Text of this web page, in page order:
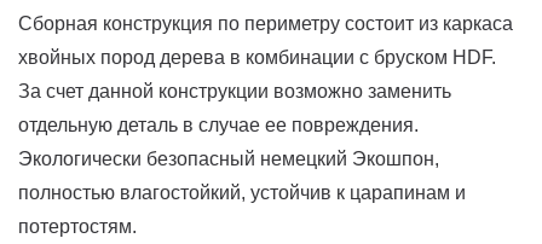
Сборная конструкция по периметру состоит из каркаса
хвойных пород дерева в комбинации с бруском HDF.
За счет данной конструкции возможно заменить
отдельную деталь в случае ее повреждения.
Экологически безопасный немецкий Экошпон,
полностью влагостойкий, устойчив к царапинам и
потертостям.